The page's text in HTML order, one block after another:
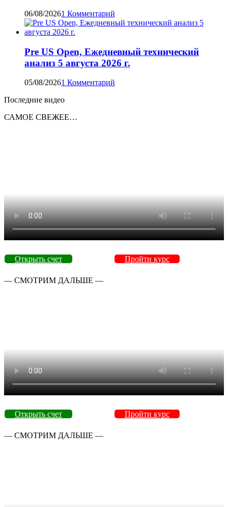
06/08/20261 Комментарий
Pre US Open, Ежедневный технический
анализ 5 августа 2026 г.
05/08/20261 Комментарий
Последние видео
САМОЕ СВЕЖЕЕ…
Открыть счет Пройти курс
— СМОТРИМ ДАЛЬШЕ —
Открыть счет Пройти курс
— СМОТРИМ ДАЛЬШЕ —